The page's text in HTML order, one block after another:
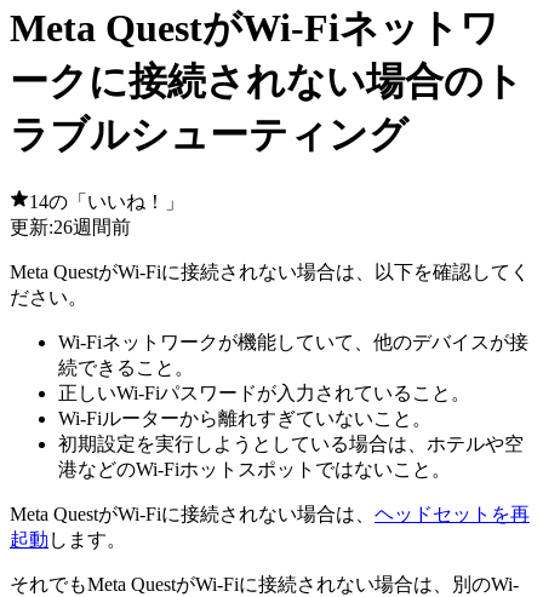
Meta QuestがWi-Fiネットワ
ークに接続されない場合のト
ラブルシューティング
14の「いいね！」
更新:26週間前
Meta QuestがWi-Fiに接続されない場合は、以下を確認してく
ださい。
Wi-Fiネットワークが機能していて、他のデバイスが接
続できること。
正しいWi-Fiパスワードが入力されていること。
Wi-Fiルーターから離れすぎていないこと。
初期設定を実行しようとしている場合は、ホテルや空
港などのWi-Fiホットスポットではないこと。
Meta QuestがWi-Fiに接続されない場合は、 ヘッドセットを再
起動 します。
それでもMeta QuestがWi-Fiに接続されない場合は、別のWi-